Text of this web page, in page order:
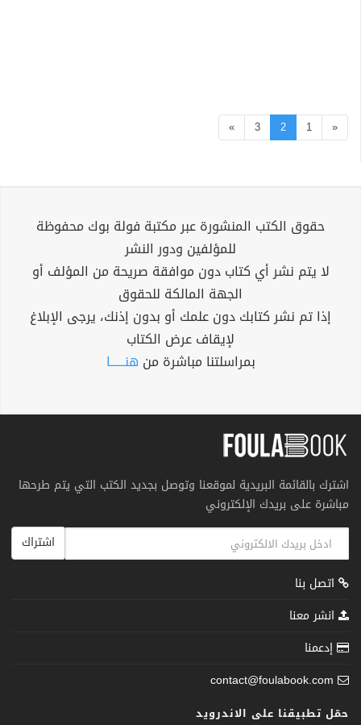
«
1
2
3
»
حقوق الكتب المنشورة عبر مكتبة فولة بوك محفوظة
للمؤلفين ودور النشر
لا يتم نشر أي كتاب دون موافقة صريحة من المؤلف أو
الجهة المالكة للحقوق
إذا تم نشر كتابك دون علمك أو بدون إذنك، يرجى الإبلاغ
لإيقاف عرض الكتاب
بمراسلتنا مباشرة من هنــــــا
اشترك بالقائمة البريدية لموقعنا وتوصل بجديد الكتب التي يتم طرحها
مباشرة على بريدك الإلكتروني
اشتراك
اتصل بنا
انشر معنا
إدعمنا
contact@foulabook.com
حمّل تطبيقنا على الاندرويد